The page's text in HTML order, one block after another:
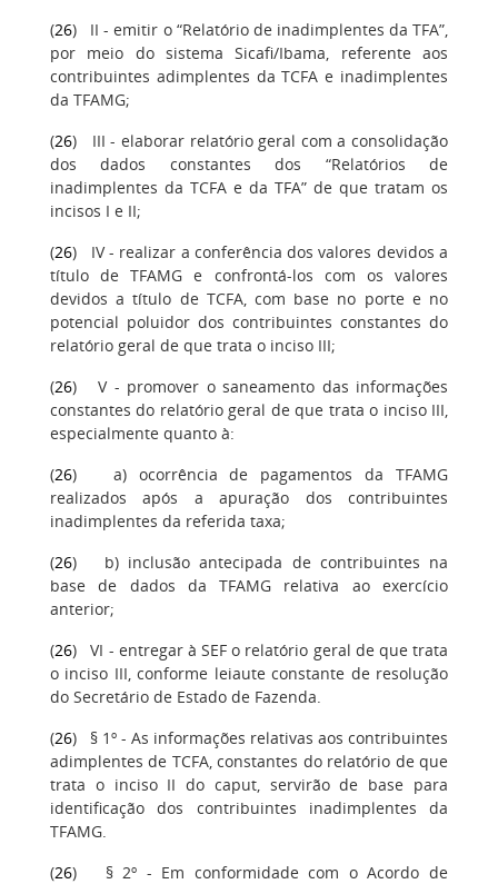
(26) II - emitir o “Relatório de inadimplentes da TFA”,
por meio do sistema Sicafi/Ibama, referente aos
contribuintes adimplentes da TCFA e inadimplentes
da TFAMG;
(26) III - elaborar relatório geral com a consolidação
dos dados constantes dos “Relatórios de
inadimplentes da TCFA e da TFA” de que tratam os
incisos I e II;
(26) IV - realizar a conferência dos valores devidos a
título de TFAMG e confrontá-los com os valores
devidos a título de TCFA, com base no porte e no
potencial poluidor dos contribuintes constantes do
relatório geral de que trata o inciso III;
(26) V - promover o saneamento das informações
constantes do relatório geral de que trata o inciso III,
especialmente quanto à:
(26) a) ocorrência de pagamentos da TFAMG
realizados após a apuração dos contribuintes
inadimplentes da referida taxa;
(26) b) inclusão antecipada de contribuintes na
base de dados da TFAMG relativa ao exercício
anterior;
(26) VI - entregar à SEF o relatório geral de que trata
o inciso III, conforme leiaute constante de resolução
do Secretário de Estado de Fazenda.
(26) § 1º - As informações relativas aos contribuintes
adimplentes de TCFA, constantes do relatório de que
trata o inciso II do caput, servirão de base para
identificação dos contribuintes inadimplentes da
TFAMG.
(26) § 2º - Em conformidade com o Acordo de